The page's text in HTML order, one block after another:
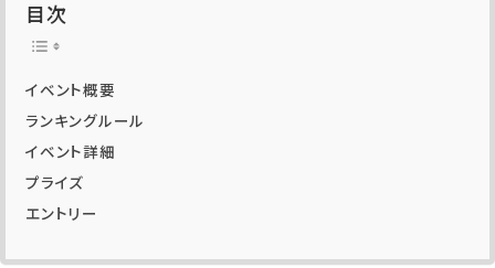
目次
イベント概要
ランキングルール
イベント詳細
プライズ
エントリー